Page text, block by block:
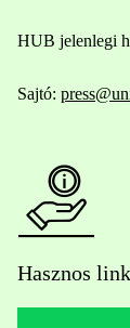
HUB jelenlegi
Sajtó:
Hasznos